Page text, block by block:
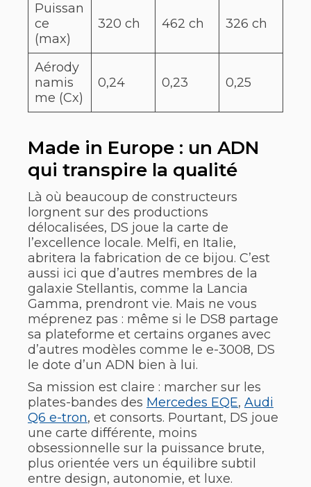
Puissan
ce
(max)
320 ch 462 ch 326 ch
Aérody
namis
me (Cx)
0,24 0,23 0,25
Made in Europe : un ADN
qui transpire la qualité
Là où beaucoup de constructeurs
lorgnent sur des productions
délocalisées, DS joue la carte de
l’excellence locale. Melfi, en Italie,
abritera la fabrication de ce bijou. C’est
aussi ici que d’autres membres de la
galaxie Stellantis, comme la Lancia
Gamma, prendront vie. Mais ne vous
méprenez pas : même si le DS8 partage
sa plateforme et certains organes avec
d’autres modèles comme le e-3008, DS
le dote d’un ADN bien à lui.
Sa mission est claire : marcher sur les
plates-bandes des Mercedes EQE, Audi
Q6 e-tron, et consorts. Pourtant, DS joue
une carte différente, moins
obsessionnelle sur la puissance brute,
plus orientée vers un équilibre subtil
entre design, autonomie, et luxe.